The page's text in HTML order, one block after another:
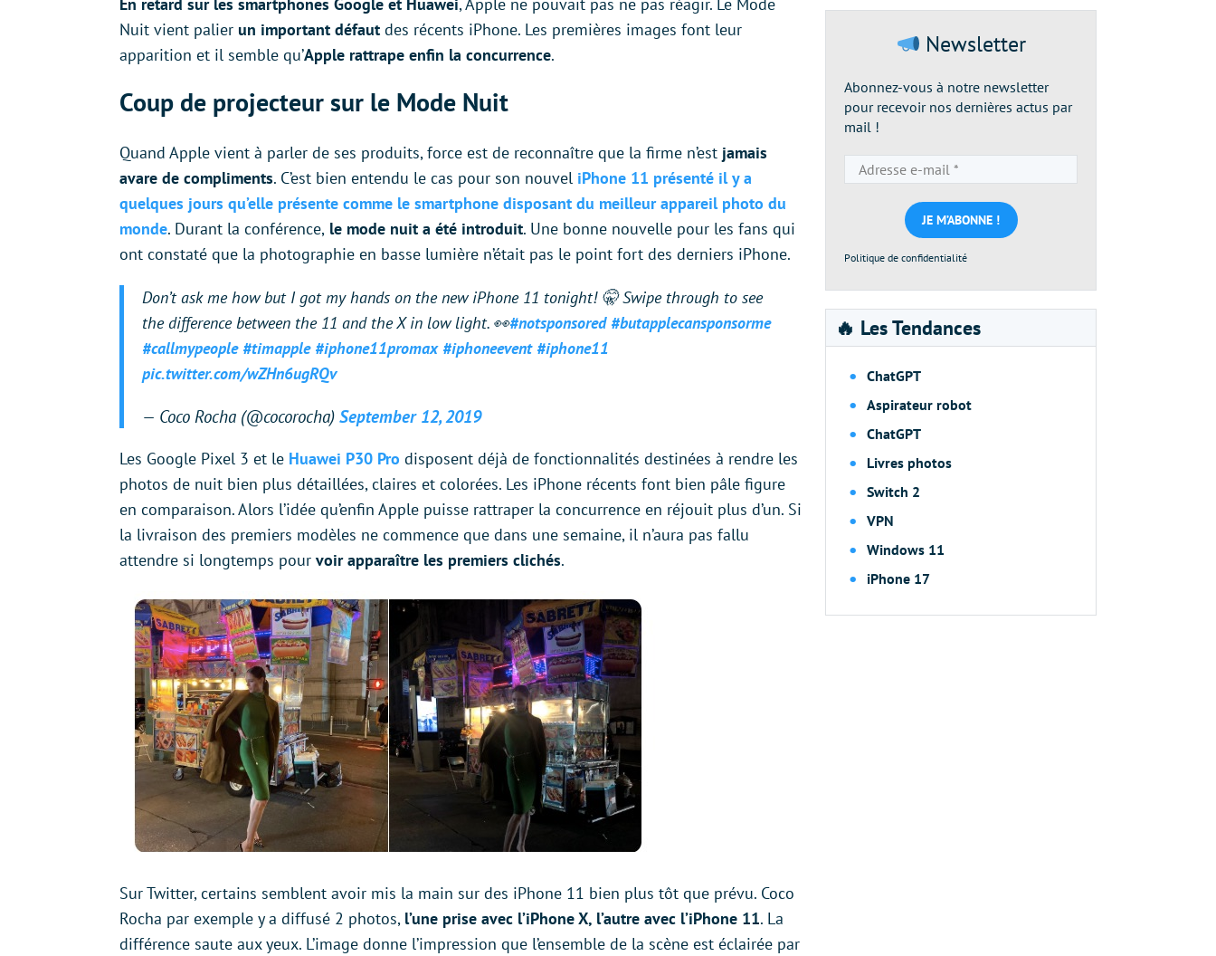
En retard sur les smartphones Google et Huawei, Apple ne pouvait pas ne pas réagir. Le Mode
Nuit vient palier un important défaut des récents iPhone. Les premières images font leur
apparition et il semble qu’Apple rattrape enfin la concurrence.
Coup de projecteur sur le Mode Nuit
Quand Apple vient à parler de ses produits, force est de reconnaître que la firme n’est jamais
avare de compliments. C’est bien entendu le cas pour son nouvel iPhone 11 présenté il y a
quelques jours qu’elle présente comme le smartphone disposant du meilleur appareil photo du
monde. Durant la conférence, le mode nuit a été introduit. Une bonne nouvelle pour les fans qui
ont constaté que la photographie en basse lumière n’était pas le point fort des derniers iPhone.
Don’t ask me how but I got my hands on the new iPhone 11 tonight! 🤫 Swipe through to see
the difference between the 11 and the X in low light. 👀#notsponsored #butapplecansponsorme
#callmypeople #timapple #iphone11promax #iphoneevent #iphone11
pic.twitter.com/wZHn6ugRQv
— Coco Rocha (@cocorocha) September 12, 2019
Les Google Pixel 3 et le Huawei P30 Pro disposent déjà de fonctionnalités destinées à rendre les
photos de nuit bien plus détaillées, claires et colorées. Les iPhone récents font bien pâle figure
en comparaison. Alors l’idée qu’enfin Apple puisse rattraper la concurrence en réjouit plus d’un. Si
la livraison des premiers modèles ne commence que dans une semaine, il n’aura pas fallu
attendre si longtemps pour voir apparaître les premiers clichés.
Sur Twitter, certains semblent avoir mis la main sur des iPhone 11 bien plus tôt que prévu. Coco
Rocha par exemple y a diffusé 2 photos, l’une prise avec l’iPhone X, l’autre avec l’iPhone 11. La
différence saute aux yeux. L’image donne l’impression que l’ensemble de la scène est éclairée par
Newsletter
Abonnez-vous à notre newsletter
pour recevoir nos dernières actus par
mail !
e-
mail
*
Politique de confidentialité
🔥 Les Tendances
ChatGPT
Aspirateur robot
ChatGPT
Livres photos
Switch 2
VPN
Windows 11
iPhone 17